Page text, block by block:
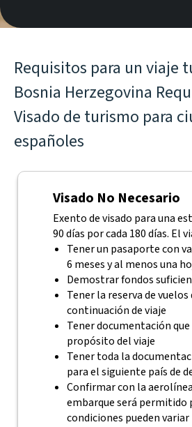
Requisitos para un viaje
Bosnia Herzegovina
Visado de turismo para
españoles
Visado No Necesario
Exento de visado para una
90 días por cada 180 días. El
Tener un pasaporte con
6 meses y al menos una
Demostrar fondos
Tener la reserva de
continuación de viaje
Tener documentación
propósito del viaje
Tener toda la
para el siguiente país de
Confirmar con la
embarque será permitido
condiciones pueden variar